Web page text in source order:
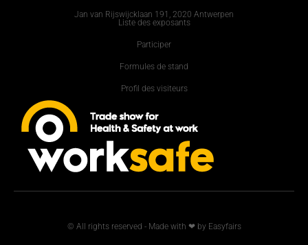
Jan van Rijswijcklaan 191, 2020 Antwerpen
Liste des exposants
Participer
Formules de stand
Profil des visiteurs
© All rights reserved - Made with ❤ by Easyfairs